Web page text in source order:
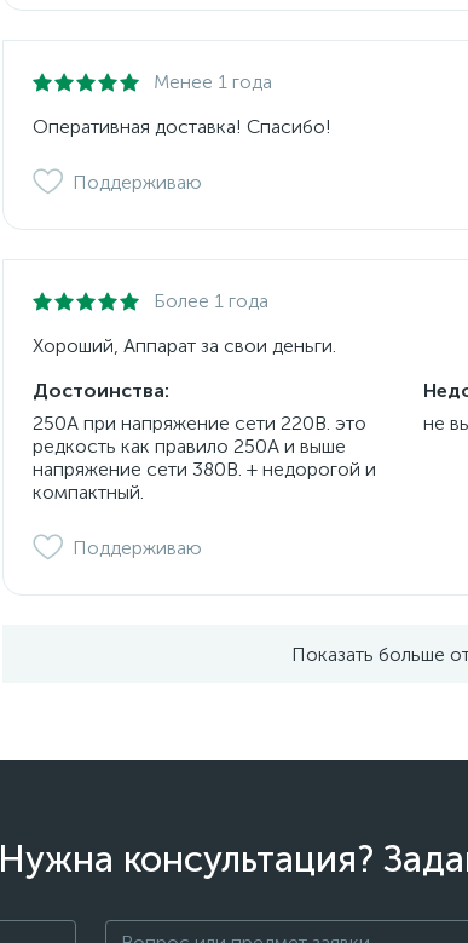
Менее 1 года
Оперативная доставка! Спасибо!
Поддерживаю
Более 1 года
Хороший, Аппарат за свои деньги.
Достоинства:
250А при напряжение сети 220В. это
редкость как правило 250А и выше
напряжение сети 380В. + недорогой и
компактный.
не
Поддерживаю
Показать больше
Нужна консультация?